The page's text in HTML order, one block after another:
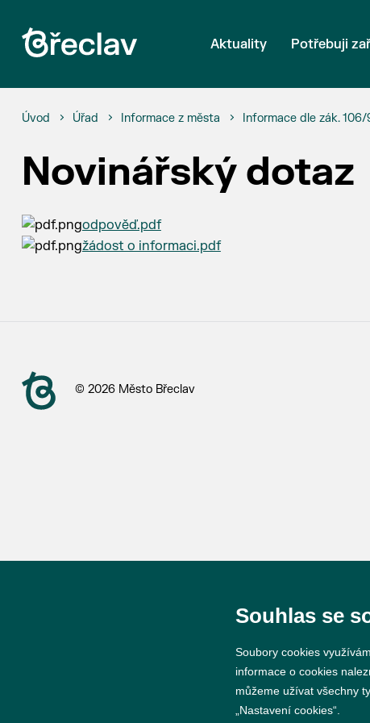
Aktuality Potřebuji
Úvod Úřad Informace z města Informace dle zák. 106/
Novinářský dotaz
odpověď.pdf
žádost o informaci.pdf
© 2026 Město Břeclav
Souhlas se
Soubory cookies
informace o cookies
můžeme užívat všechny
„Nastavení cookies“.